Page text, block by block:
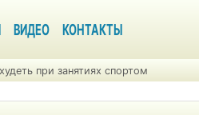
ВИДЕО КОНТАКТЫ
при занятиях спортом